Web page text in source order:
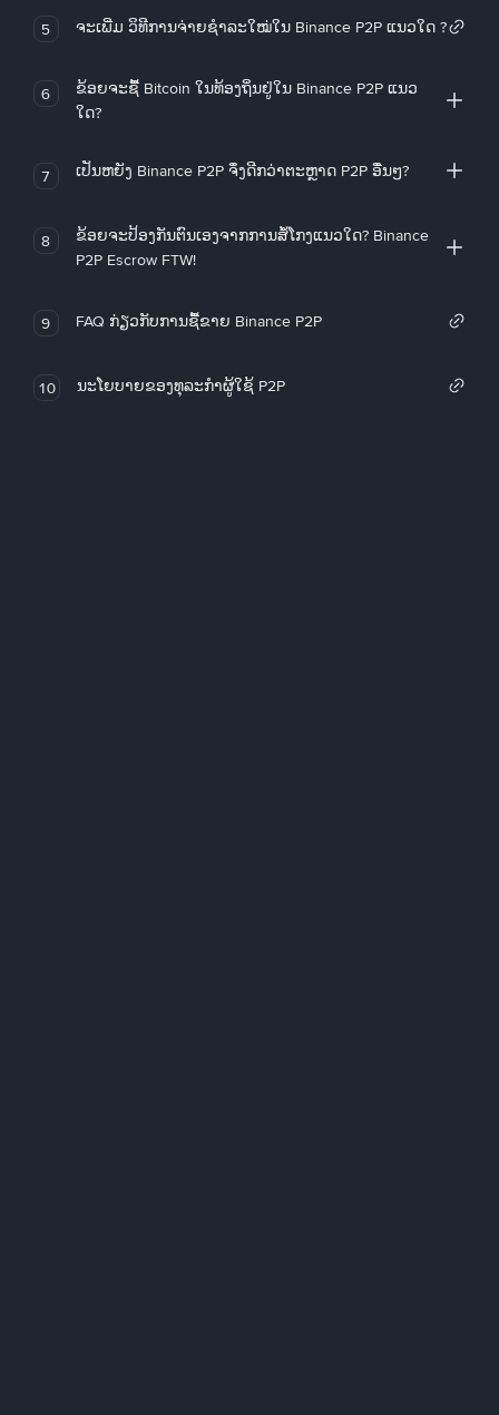
5 ຈະເພີ່ມ ວິທີການຈ່າຍຊຳລະໃໝ່ໃນ Binance P2P ແນວໃດ ?
6
ຂ້ອຍຈະຊື້ Bitcoin ໃນທ້ອງຖິ່ນຢູ່ໃນ Binance P2P ແນວ
ໃດ?
7 ເປັນຫຍັງ Binance P2P ຈຶ່ງດີກວ່າຕະຫຼາດ P2P ອື່ນໆ?
8
ຂ້ອຍຈະປ້ອງກັນຕົນເອງຈາກການສໍ້ໂກງແນວໃດ? Binance
P2P Escrow FTW!
9 FAQ ກ່ຽວກັບການຊື້ຂາຍ Binance P2P
10 ນະໂຍບາຍຂອງທຸລະກໍາຜູ້ໃຊ້ P2P